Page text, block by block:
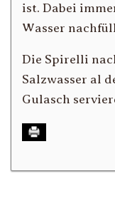
ist. Dabei
Wasser
Die Spirelli
Salzwasser al
Gulasch